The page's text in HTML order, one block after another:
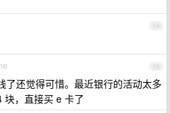
14
15
了还觉得可惜。最近银行的活动太多
块，直接买 e 卡了